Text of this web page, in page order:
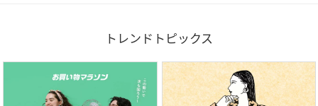
トレンドトピックス